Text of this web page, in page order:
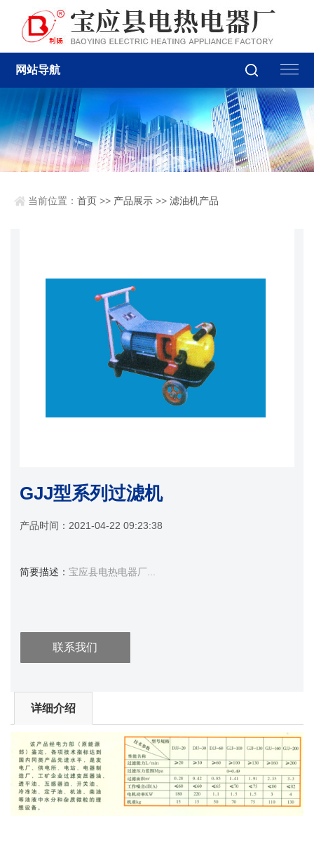
网站导航
当前位置：首页 >> 产品展示 >>滤油机产品
GJJ型系列过滤机
产品时间： 2021-04-22 09:23:38
简要描述： 宝应县电热电器厂...
联系我们
详细介绍